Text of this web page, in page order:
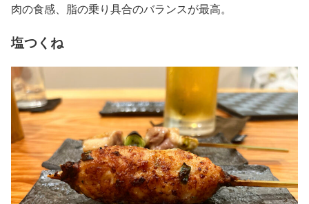
肉の食感、脂の乗り具合のバランスが最高。
塩つくね